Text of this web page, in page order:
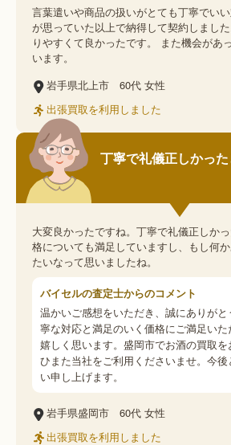
言葉遣いや商品の扱いがとても丁寧でい
が思っていた以上で納得して契約しまし
りやすくて良かったです。 また機会があ
います。
岩手県北上市
60代 女性
出張買取を利用しました
丁寧で礼儀正しかった
大変良かったですね。丁寧で礼儀正しか
格についても満足していますし、もし何
たいなって思いましたね。
バイセルの査定士からのコメント
温かいご感想をいただき、誠にありが
寧な対応と満足のいく価格にご満足い
嬉しく思います。盛岡市でお酒の買取
ひまた当社をご利用くださいませ。今
い申し上げます。
岩手県盛岡市 60代 女性
出張買取を利用しました